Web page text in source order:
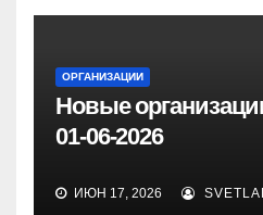
ОРГАНИЗАЦИИ
Новые
01-06-2026
ИЮН 17, 2026